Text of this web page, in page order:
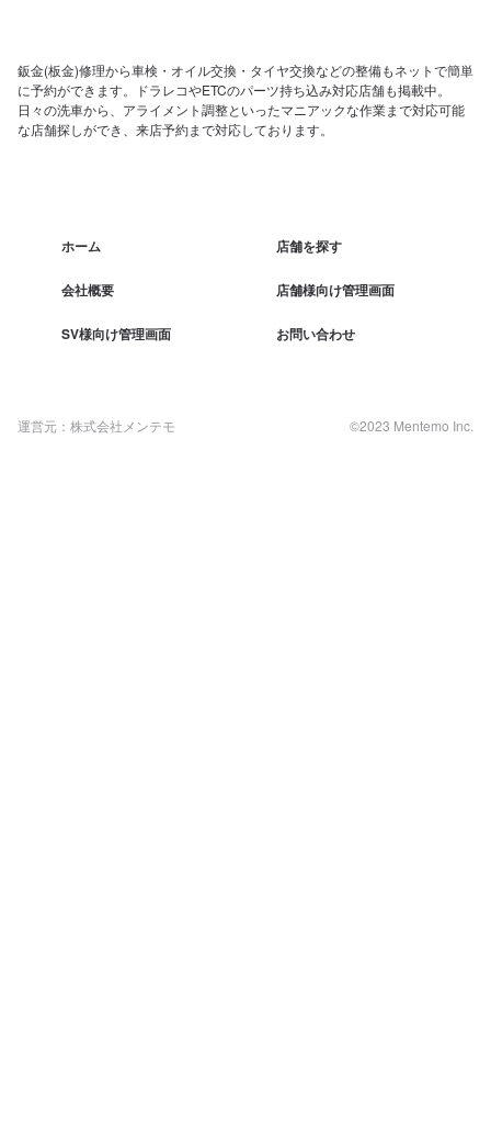
鈑金(板金)修理から車検・オイル交換・タイヤ交換などの整備もネットで簡単
に予約ができます。ドラレコやETCのパーツ持ち込み対応店舗も掲載中。
日々の洗車から、アライメント調整といったマニアックな作業まで対応可能
な店舗探しができ、来店予約まで対応しております。
ホーム 店舗を探す
会社概要 店舗様向け管理画面
SV様向け管理画面 お問い合わせ
運営元：株式会社メンテモ ©2023 Mentemo Inc.